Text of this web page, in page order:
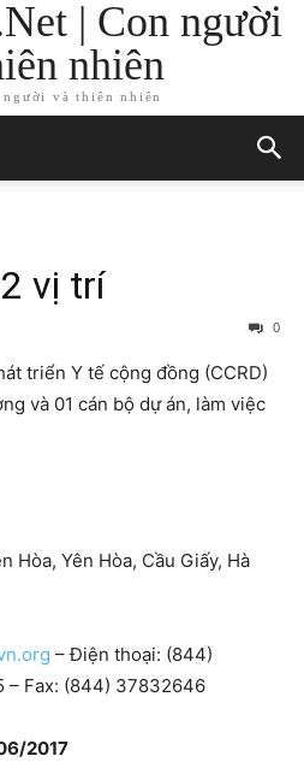
| Con người
nhiên
và thiên nhiên
vị trí
0
triển Y tế cộng đồng (CCRD)
và 01 cán bộ dự án, làm việc
Hòa, Yên Hòa, Cầu Giấy, Hà
– Điện thoại: (844)
Fax: (844) 37832646
2017